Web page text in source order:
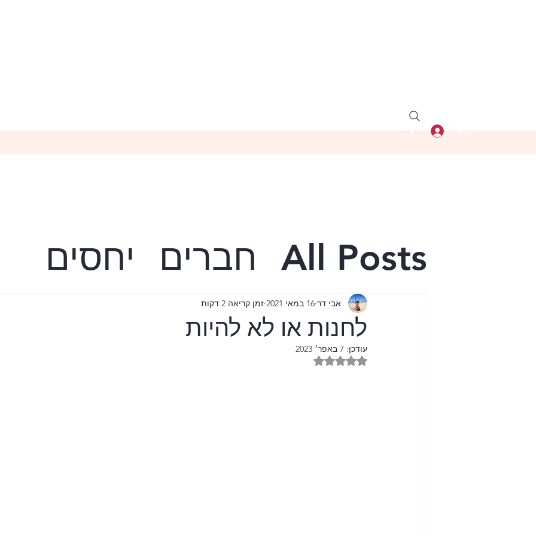
All Posts חברים
יחסים
בית היפשר בית רובינוביץ
הגיל השלישי
לחנות או לא להיות
אבי דר 16 במאי 2021 זמן קריאה 2 דקות
עודכן: 7 באפר׳ 2023
דירוג של NaN מתוך 5 כוכבים